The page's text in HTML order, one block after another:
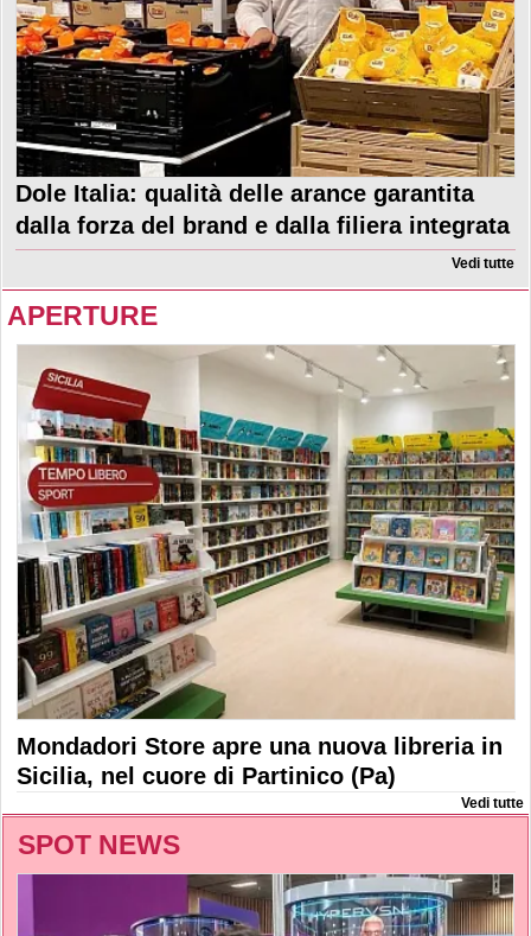
Dole Italia: qualità delle arance garantita
dalla forza del brand e dalla filiera integrata
Vedi tutte
APERTURE
Mondadori Store apre una nuova libreria in
Sicilia, nel cuore di Partinico (Pa)
Vedi tutte
SPOT NEWS